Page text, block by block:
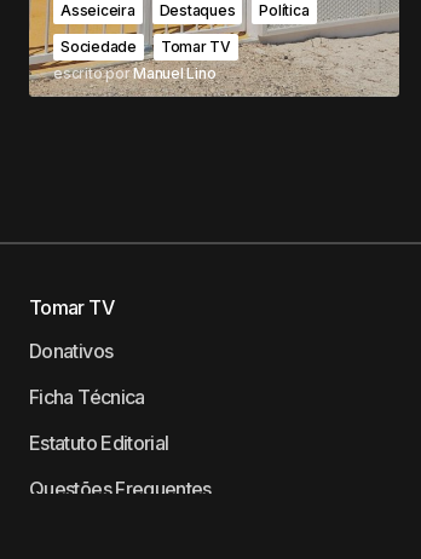
Asseiceira Destaques
Política
Sociedade
Tomar TV
escrito porManuel Lino
Tomar TV
Donativos
Ficha Técnica
Estatuto Editorial
Questões Frequentes